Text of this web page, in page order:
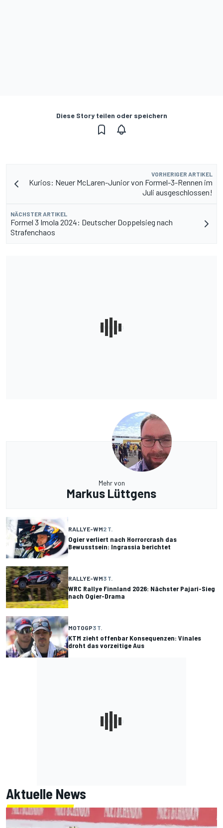
Diese Story teilen oder speichern
VORHERIGER ARTIKEL
Kurios: Neuer McLaren-Junior von Formel-3-Rennen im
Juli ausgeschlossen!
NÄCHSTER ARTIKEL
Formel 3 Imola 2024: Deutscher Doppelsieg nach
Strafenchaos
Mehr von
Markus Lüttgens
RALLYE-WM2 T.
Ogier verliert nach Horrorcrash das
Bewusstsein: Ingrassia berichtet
RALLYE-WM3 T.
WRC Rallye Finnland 2026: Nächster Pajari-Sieg
nach Ogier-Drama
MOTOGP3 T.
KTM zieht offenbar Konsequenzen: Vinales
droht das vorzeitige Aus
Aktuelle News